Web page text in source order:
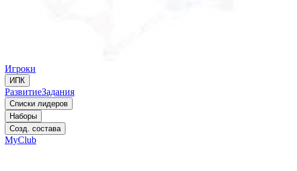
Игроки
ИПК
РазвитиеЗадания
Списки лидеров
Наборы
Созд. состава
MyClub